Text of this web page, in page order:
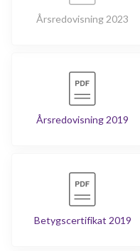
Årsredovisning 2023
Årsredovisning 2019
Betygscertifikat 2019